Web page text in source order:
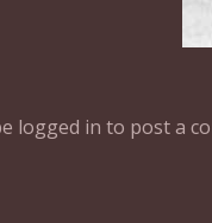
logged in to post a